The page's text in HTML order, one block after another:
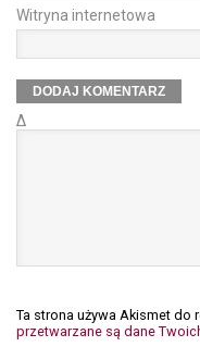
Witryna internetowa
Δ
Ta strona używa Akismet do
przetwarzane są dane